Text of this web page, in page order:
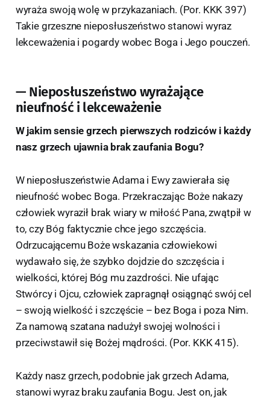
wyraża swoją wolę w przykazaniach. (Por. KKK 397)
Takie grzeszne nieposłuszeństwo stanowi wyraz
lekceważenia i pogardy wobec Boga i Jego pouczeń.
— Nieposłuszeństwo wyrażające
nieufność i lekceważenie
W jakim sensie grzech pierwszych rodziców i każdy
nasz grzech ujawnia brak zaufania Bogu?
W nieposłuszeństwie Adama i Ewy zawierała się
nieufność wobec Boga. Przekraczając Boże nakazy
człowiek wyraził brak wiary w miłość Pana, zwątpił w
to, czy Bóg faktycznie chce jego szczęścia.
Odrzucającemu Boże wskazania człowiekowi
wydawało się, że szybko dojdzie do szczęścia i
wielkości, której Bóg mu zazdrości. Nie ufając
Stwórcy i Ojcu, człowiek zapragnął osiągnąć swój cel
– swoją wielkość i szczęście – bez Boga i poza Nim.
Za namową szatana nadużył swojej wolności i
przeciwstawił się Bożej mądrości. (Por. KKK 415).
Każdy nasz grzech, podobnie jak grzech Adama,
stanowi wyraz braku zaufania Bogu. Jest on, jak